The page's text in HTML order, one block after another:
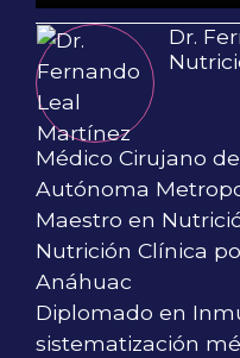
Dr.
Médico Cirujano
Autónoma
Maestro en
Nutrición Clínica
Anáhuac
Diplomado en
sistematización